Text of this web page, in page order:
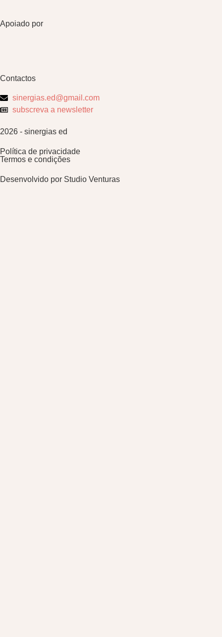
Apoiado por
Contactos
sinergias.ed@gmail.com
subscreva a newsletter
2026 - sinergias ed
Política de privacidade
Termos e condições
Desenvolvido por Studio Venturas